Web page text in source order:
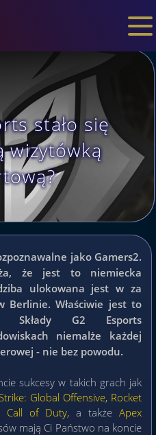
stało się
wizytówką
jako Gamers2.
że jest to niemiecka
ulokowana jest w za
Berlinie. Właściwie jest to
Składy G2 Esports
niemalże każdej
- nie bez powodu.
sukcesy w takich grach jak
Global Offensive, Rocket
Call of Duty, a takżeApex
mają Ci Państwo na koncie